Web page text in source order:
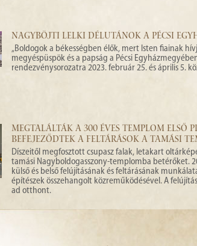
NAGYBÖJTI LELKI DÉLUTÁNOK A PÉCSI
„Boldogok a békességben élők, mert Isten fiainak
megyéspüspök és a papság a Pécsi
rendezvénysorozatra 2023. február 25. és április 5.
MEGTALÁLTÁK A 300 ÉVES TEMPLOM ELSŐ
BEFEJEZŐDTEK A FELTÁRÁSOK A TAMÁSI
Díszeitől megfosztott csupasz falak, letakart
tamási Nagyboldogasszony-templomba betérőket.
külső és belső felújításának és feltárásának
építészek összehangolt közreműködésével. A
ad otthont.